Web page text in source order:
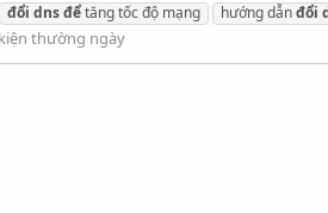
đổi dnsđểtăng tốc độ mạng hướng dẫnđổi
thường ngày